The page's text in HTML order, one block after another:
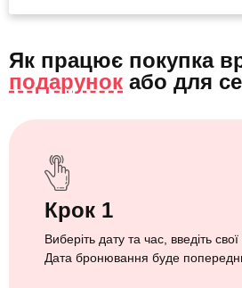
Як працює покупка
подарунок або для
Крок 1
Виберіть дату та час, введіть свої
Дата бронювання буде